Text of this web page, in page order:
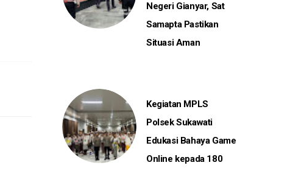
Negeri Gianyar, Sat
Samapta Pastikan
Situasi Aman
Kegiatan MPLS
Polsek Sukawati
Edukasi Bahaya Game
Online kepada 180